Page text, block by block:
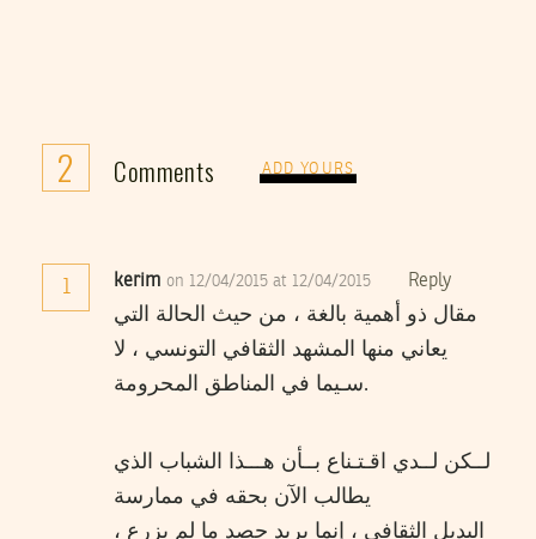
2 Comments ADD YOURS
1 kerim on 12/04/2015 at 12/04/2015 Reply
مقال ذو أهمية بالغة ، من حيث الحالة التي
يعاني منها المشهد الثقافي التونسي ، لا
سـيما في المناطق المحرومة.
لــكن لــدي اقـتـناع بــأن هـــذا الشباب الذي
يطالب الآن بحقه في ممارسة
البديل الثقافي ، إنما يريد حصد ما لم بزرع ،